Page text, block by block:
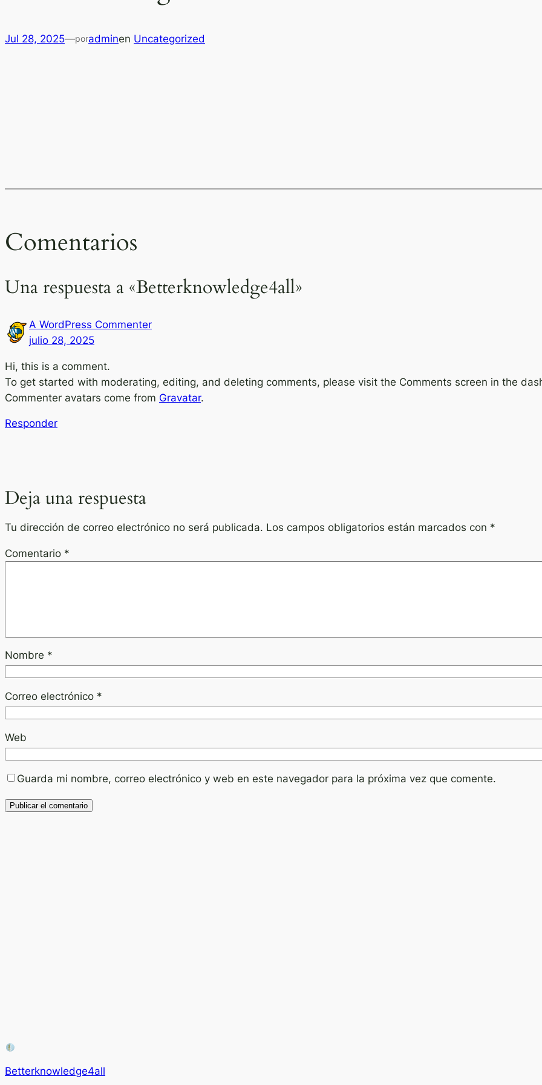
Jul 28, 2025—poradminen Uncategorized
Comentarios
Una respuesta a «Betterknowledge4all»
A WordPress Commenter
julio 28, 2025
Hi, this is a comment.
To get started with moderating, editing, and deleting comments, please visit the Comments screen in the
Commenter avatars come from Gravatar.
Responder
Deja una respuesta
Tu dirección de correo electrónico no será publicada. Los campos obligatorios están marcados con *
Comentario *
Nombre *
Correo electrónico *
Web
Guarda mi nombre, correo electrónico y web en este navegador para la próxima vez que comente.
Betterknowledge4all